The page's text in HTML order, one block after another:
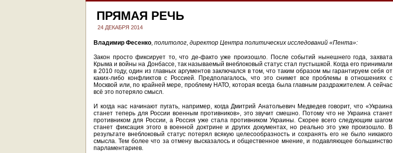
ПРЯМАЯ РЕЧЬ
24 ДЕКАБРЯ 2014
Владимир Фесенко, политолог, директор Центра политических исследований «Пента»:
Закон просто фиксирует то, что де-факто уже произошло. После событий нынешнего года, захвата
Крыма и войны на Донбассе, так называемый внеблоковый статус стал пустышкой. Когда его принимали
в 2010 году, один из главных аргументов заключался в том, что таким образом мы гарантируем себя от
каких-либо конфликтов с Россией. Предполагалось, что это снимет все проблемы в отношениях с
Москвой или, по крайней мере, проблему НАТО, которая всегда была главным раздражителем. А сейчас
всё это потеряло смысл.
И когда нас начинают пугать, например, когда Дмитрий Анатольевич Медведев говорит, что «Украина
станет теперь для России военным противников», это звучит смешно. Потому что не Украина станет
противником для России, а Россия уже стала противником Украины. Скорее всего следующим шагом
станет фиксация этого в военной доктрине и других документах, но реально это уже произошло. В
результате внеблоковый статус потерял всякую целесообразность и сохранять его не было никакого
смысла. Тем более что за отмену высказалось и общественное мнение, и подавляющее большинство
парламентариев.